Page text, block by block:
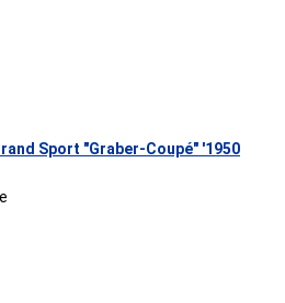
Sport "Graber-Coupé" '1950